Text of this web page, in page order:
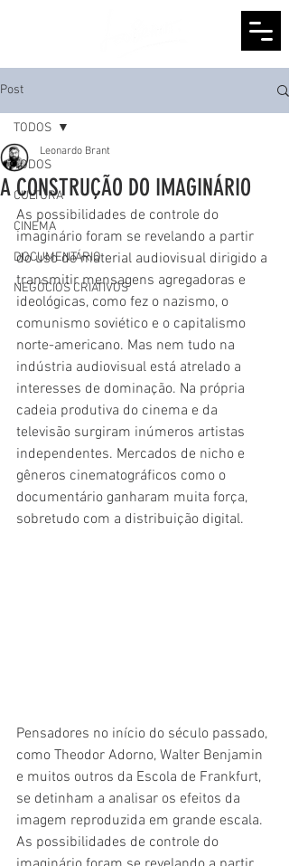
Post
TODOS
CULTURA
CINEMA
DOCUMENTÁRIO
NEGÓCIOS CRIATIVOS
TODOS
A CONSTRUÇÃO DO IMAGINÁRIO
Leonardo Brant
As possibilidades de controle do
imaginário foram se revelando a partir
do uso de material audiovisual dirigido a
transmitir mensagens agregadoras e
ideológicas, como fez o nazismo, o
comunismo soviético e o capitalismo
norte-americano. Mas nem tudo na
indústria audiovisual está atrelado a
interesses de dominação. Na própria
cadeia produtiva do cinema e da
televisão surgiram inúmeros artistas
independentes. Mercados de nicho e
gêneros cinematográficos como o
documentário ganharam muita força,
sobretudo com a distribuição digital.
Pensadores no início do século passado,
como Theodor Adorno, Walter Benjamin
e muitos outros da Escola de Frankfurt,
se detinham a analisar os efeitos da
imagem reproduzida em grande escala.
As possibilidades de controle do